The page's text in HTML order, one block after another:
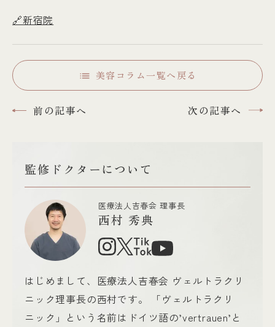
🔗新宿院
前の記事へ 次の記事へ
美容コラム一覧へ戻る
監修ドクターについて
医療法人吉春会 理事長
西村 秀典
はじめまして、医療法人吉春会 ヴェルトラクリ
ニック理事長の西村です。 「ヴェルトラクリ
ニック」という名前はドイツ語の’vertrauen’と